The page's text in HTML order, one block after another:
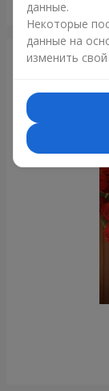
данные.
Некоторые
данные на
изменить